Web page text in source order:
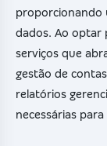
proporcionando
dados. Ao optar
serviços que
gestão de
relatórios
necessárias